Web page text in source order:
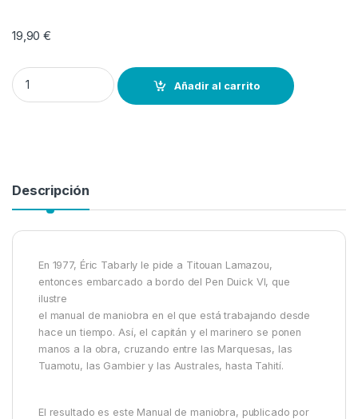
19,90€
"Manual de Maniobra" de Éric Tabarly -(mítica obra para todo
Añadir al carrito
Descripción
En 1977, Éric Tabarly le pide a Titouan Lamazou,
entonces embarcado a bordo del Pen Duick VI, que
ilustre
el manual de maniobra en el que está trabajando desde
hace un tiempo. Así, el capitán y el marinero se ponen
manos a la obra, cruzando entre las Marquesas, las
Tuamotu, las Gambier y las Australes, hasta Tahití.
El resultado es este Manual de maniobra, publicado por